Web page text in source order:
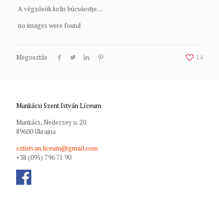
A végzősök kolis búcsúestje…
no images were found
Megosztás 14
Munkácsi Szent István Líceum
Munkács, Nedeczey u. 20.
89600 Ukrajna
sztistvan.liceum@gmail.com
+38 (095) 796 71 90